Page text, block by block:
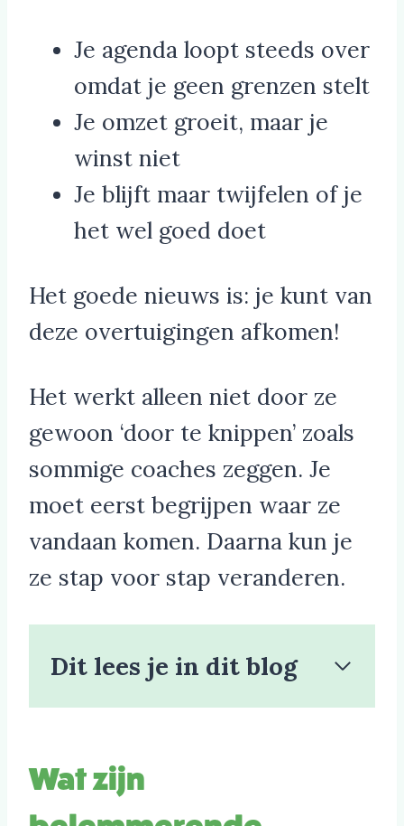
Je agenda loopt steeds over
omdat je geen grenzen stelt
Je omzet groeit, maar je
winst niet
Je blijft maar twijfelen of je
het wel goed doet
Het goede nieuws is: je kunt van
deze overtuigingen afkomen!
Het werkt alleen niet door ze
gewoon ‘door te knippen’ zoals
sommige coaches zeggen. Je
moet eerst begrijpen waar ze
vandaan komen. Daarna kun je
ze stap voor stap veranderen.
Dit lees je in dit blog
Wat zijn